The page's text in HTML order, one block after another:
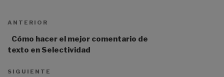
ANTERIOR
Cómo hacer el mejor comentario de
texto en Selectividad
SIGUIENTE